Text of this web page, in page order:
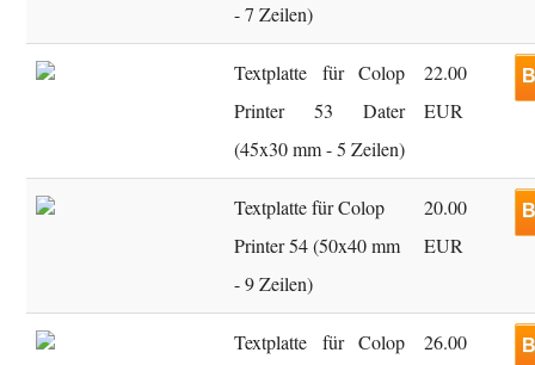
- 7 Zeilen)
Textplatte für Colop
Printer 53 Dater
(45x30 mm - 5 Zeilen)
22.00
EUR
Textplatte für Colop
Printer 54 (50x40 mm
- 9 Zeilen)
20.00
EUR
Textplatte für Colop
26.00